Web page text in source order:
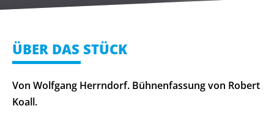
ÜBER DAS STÜCK
Von Wolfgang Herrndorf. Bühnenfassung von Robert
Koall.